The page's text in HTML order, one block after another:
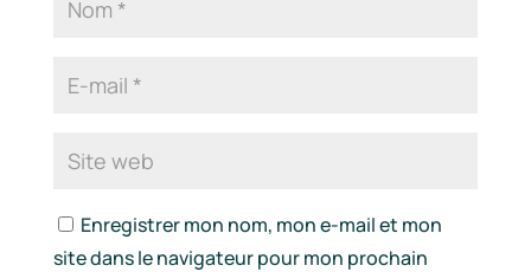
Enregistrer mon nom, mon e-mail et mon
site dans le navigateur pour mon prochain